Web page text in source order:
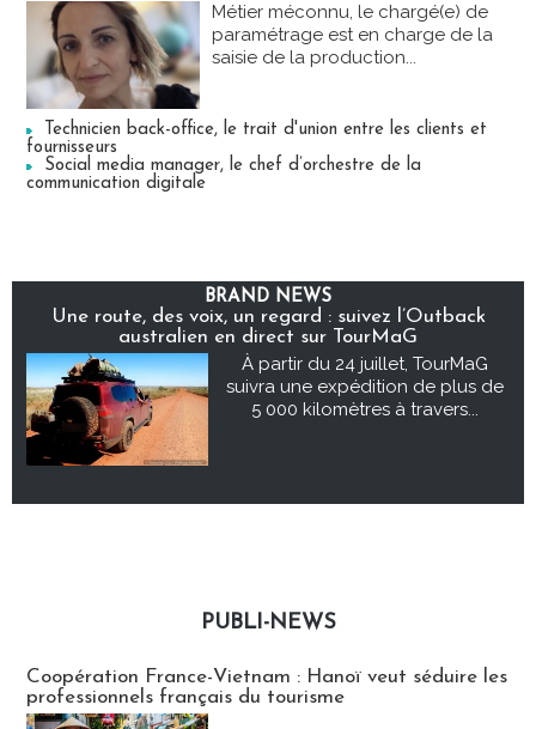
Métier méconnu, le chargé(e) de
paramétrage est en charge de la
saisie de la production...
Technicien back-office, le trait d'union entre les clients et
fournisseurs
Social media manager, le chef d’orchestre de la
communication digitale
BRAND NEWS
Une route, des voix, un regard : suivez l’Outback
australien en direct sur TourMaG
À partir du 24 juillet, TourMaG
suivra une expédition de plus de
5 000 kilomètres à travers...
PUBLI-NEWS
Coopération France-Vietnam : Hanoï veut séduire les
professionnels français du tourisme